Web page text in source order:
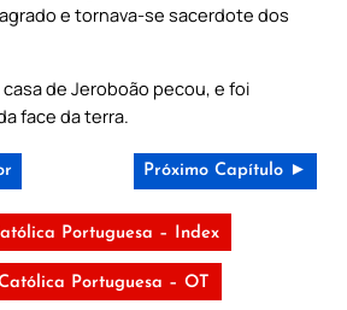
e tornava-se sacerdote dos
de Jeroboão pecou, e foi
face da terra.
Próximo Capítulo ►
Portuguesa – Index
Portuguesa – OT